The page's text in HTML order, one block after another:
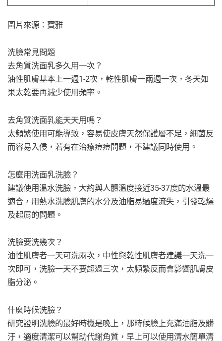
圖片來源：寶雅
洗臉常見問題
去角質洗面乳多久用一次？
油性肌膚基本上一週1-2次，乾性肌膚一兩週一次，冬天如
果太乾要再減少使用頻率。
去角質洗面乳能天天用嗎？
太頻繁使用可能導致，容易使皮膚天然保護層不足，細菌反
而容易入侵，若有在治療痘痘問題，不建議同時使用。
怎麼用洗面乳洗臉？
建議使用溫水洗臉，大約與人體溫度接近35-37度的水溫最
適合，用熱水洗臉肌膚的水分及油脂易過度流失，引發乾燥
及起屑的問題。
洗臉要洗幾次？
油性肌膚者一天可洗兩次，中性與乾性肌膚者建議一天洗一
次即可，洗臉一天不要超過三次，太頻繁反而會影響肌膚皮
脂分泌。
什麼時候洗臉？
研究證明洗臉的最好時機是晚上，那時候臉上充滿油脂及髒
汙，適度清潔可以幫助代謝角質，早上可以使用清水簡單清